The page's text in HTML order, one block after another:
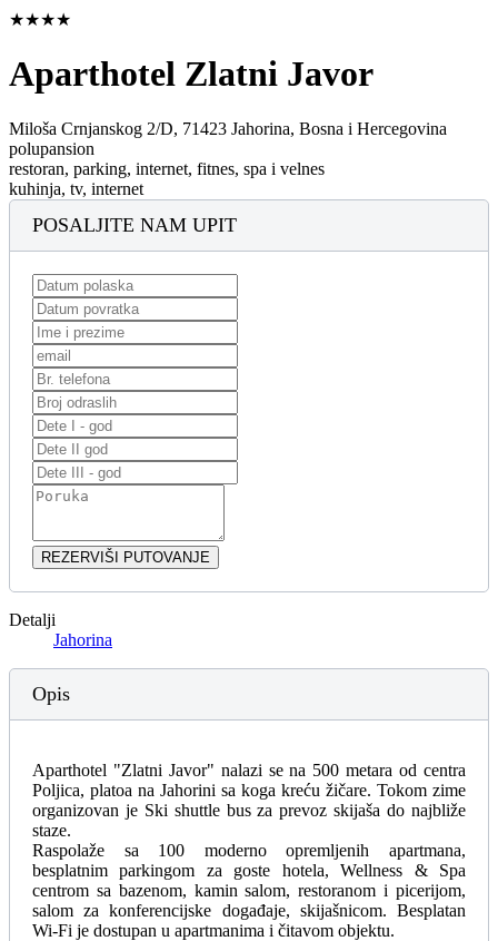
★★★★
Aparthotel Zlatni Javor
Miloša Crnjanskog 2/D, 71423 Jahorina, Bosna i Hercegovina
polupansion
restoran, parking, internet, fitnes, spa i velnes
kuhinja, tv, internet
POSALJITE NAM UPIT
REZERVIŠI PUTOVANJE
Detalji
Jahorina
Opis
Aparthotel "Zlatni Javor" nalazi se na 500 metara od centra
Poljica, platoa na Jahorini sa koga kreću žičare. Tokom zime
organizovan je Ski shuttle bus za prevoz skijaša do najbliže
staze.
Raspolaže sa 100 moderno opremljenih apartmana,
besplatnim parkingom za goste hotela, Wellness & Spa
centrom sa bazenom, kamin salom, restoranom i picerijom,
salom za konferencijske događaje, skijašnicom. Besplatan
Wi-Fi je dostupan u apartmanima i čitavom objektu.